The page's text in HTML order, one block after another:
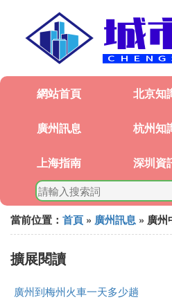
網站首頁 北京知
廣州訊息 杭州知
上海指南 深圳資
當前位置： 首頁 » 廣州訊息 » 廣州
擴展閱讀
廣州到梅州火車一天多少趟